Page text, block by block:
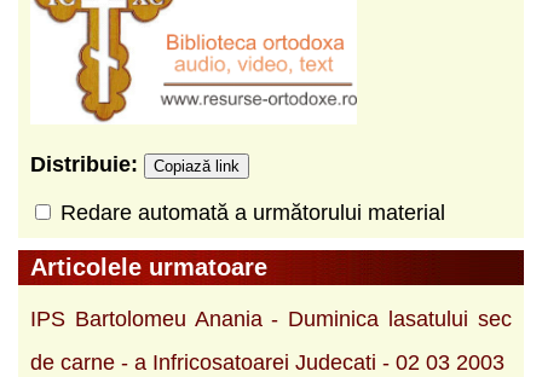
Distribuie: Copiază link
Redare automată a următorului material
Articolele urmatoare
IPS Bartolomeu Anania - Duminica lasatului sec
de carne - a Infricosatoarei Judecati - 02 03 2003